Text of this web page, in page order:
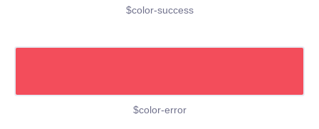
$color-success
$color-error